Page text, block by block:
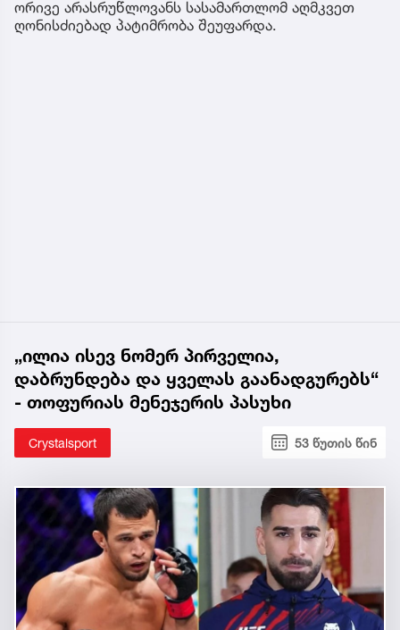
ორივე არასრუწლოვანს სასამართლომ აღმკვეთ
ღონისძიებად პატიმრობა შეუფარდა.
„ილია ისევ ნომერ პირველია,
დაბრუნდება და ყველას გაანადგურებს“
- თოფურიას მენეჯერის პასუხი
Crystalsport 53 წუთის წინ